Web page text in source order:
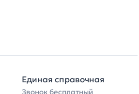
Единая справочная
Звонок бесплатный